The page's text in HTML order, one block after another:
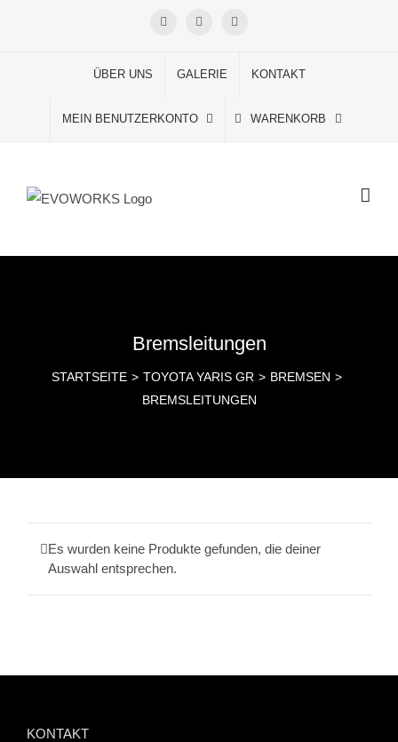
FACEBOOKINSTAGRAM
YOUTUBE
ÜBER UNS GALERIE KONTAKT
MEIN BENUTZERKONTO WARENKORB
Bremsleitungen
STARTSEITE TOYOTA YARIS GR
BREMSEN
BREMSLEITUNGEN
Es wurden keine Produkte gefunden, die deiner
Auswahl entsprechen.
KONTAKT